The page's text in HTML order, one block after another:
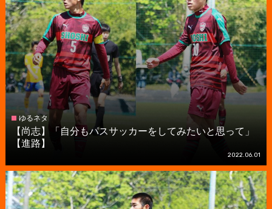
ゆるネタ
【尚志】「自分もパスサッカーをしてみたいと思って」
【進路】
2022.06.01